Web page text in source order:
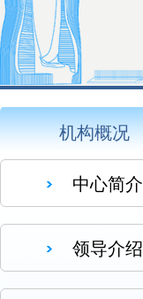
机构概况
中心简介
领导介绍